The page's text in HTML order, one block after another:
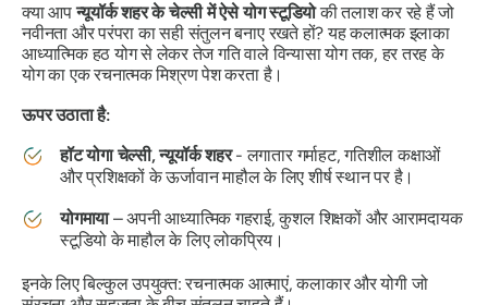
क्या आपन्यूयॉर्क शहर के चेल्सी में ऐसे योग स्टूडियोकी तलाश कर रहे हैं जो
नवीनता और परंपरा का सही संतुलन बनाए रखते हों? यह कलात्मक इलाका
आध्यात्मिक हठ योग से लेकर तेज गति वाले विन्यासा योग तक, हर तरह के
योग का एक रचनात्मक मिश्रण पेश करता है।
ऊपर उठाता है:
हॉट योगा चेल्सी, न्यूयॉर्क शहर- लगातार गर्माहट, गतिशील कक्षाओं
और प्रशिक्षकों के ऊर्जावान माहौल के लिए शीर्ष स्थान पर है।
योगमाया– अपनी आध्यात्मिक गहराई, कुशल शिक्षकों और आरामदायक
स्टूडियो के माहौल के लिए लोकप्रिय।
इनके लिए बिल्कुल उपयुक्त: रचनात्मक आत्माएं, कलाकार और योगी जो